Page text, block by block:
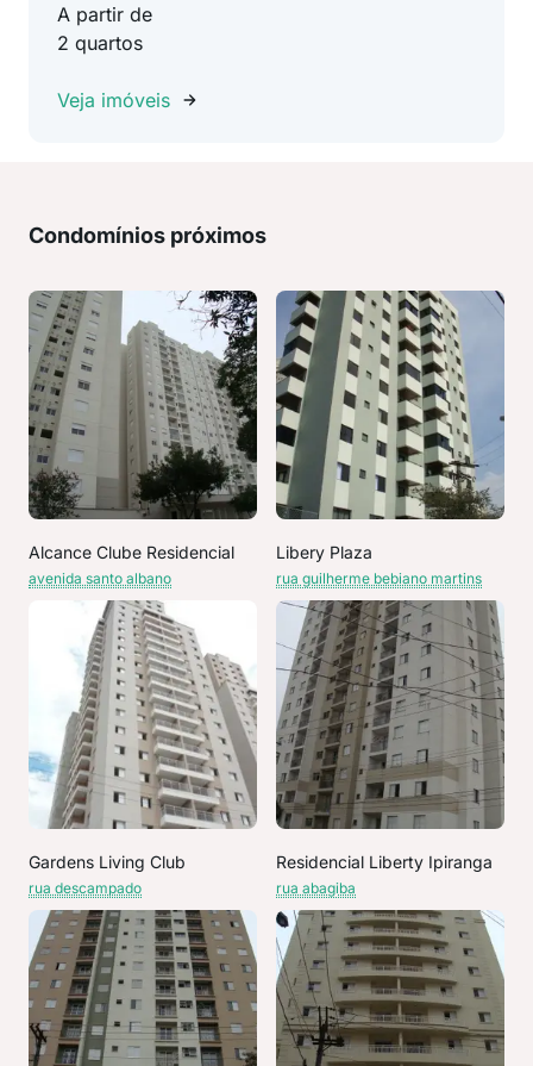
A partir de
2 quartos
Veja imóveis
Condomínios próximos
Alcance Clube Residencial
avenida santo albano
Libery Plaza
rua guilherme bebiano martins
Gardens Living Club
rua descampado
Residencial Liberty Ipiranga
rua abagiba